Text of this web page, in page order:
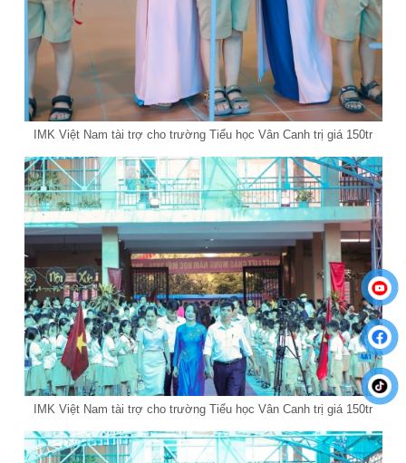
IMK Việt Nam tài trợ cho trường Tiểu học Vân Canh trị giá 150tr
IMK Việt Nam tài trợ cho trường Tiểu học Vân Canh trị giá 150tr